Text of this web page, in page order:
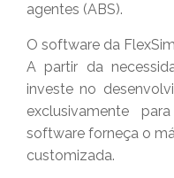
agentes (ABS).
O software da
A partir da
investe no
exclusivamente
software forneça o
customizada.